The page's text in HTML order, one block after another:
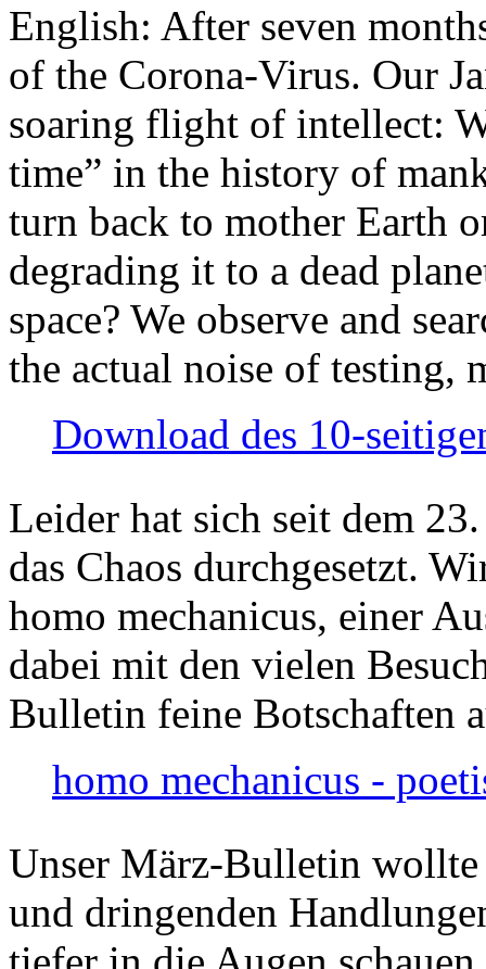
English: After seven
of the Corona-Virus. Our
soaring flight of intellect:
time” in the history of
turn back to mother Earth
degrading it to a dead
space? We observe and
the actual noise of testing,
Download des 10-
Leider hat sich seit dem
das Chaos durchgesetzt.
homo mechanicus, einer
dabei mit den vielen
Bulletin feine Botschaften
homo mechanicus -
Unser März-Bulletin
und dringenden